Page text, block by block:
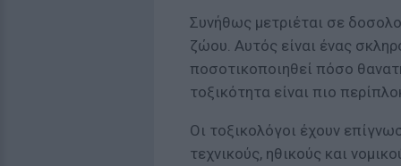
Συνήθως μετριέται σε
ζώου. Αυτός είναι ένας
ποσοτικοποιηθεί πόσο
τοξικότητα είναι πιο
Οι τοξικολόγοι έχουν
τεχνικούς, ηθικούς και